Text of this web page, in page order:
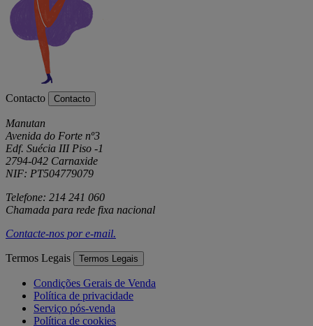
Contacto Contacto
Manutan
Avenida do Forte nº3
Edf. Suécia III Piso -1
2794-042 Carnaxide
NIF: PT504779079
Telefone: 214 241 060
Chamada para rede fixa nacional
Contacte-nos pore-mail.
Termos Legais Termos Legais
Condições Gerais de Venda
Política de privacidade
Serviço pós-venda
Política de cookies